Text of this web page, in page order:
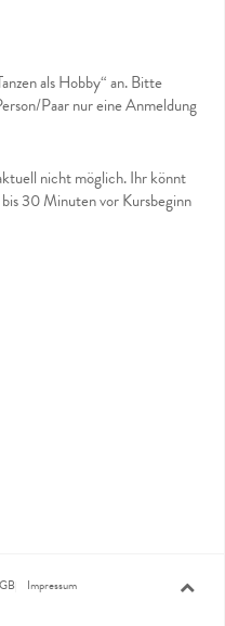
als Hobby“ an. Bitte
Paar nur eine Anmeldung
nicht möglich. Ihr könnt
30 Minuten vor Kursbeginn
Impressum